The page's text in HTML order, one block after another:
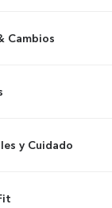
Cambios
y Cuidado